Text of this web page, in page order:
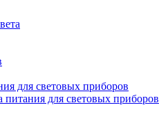
для световых приборов
питания для световых приборов